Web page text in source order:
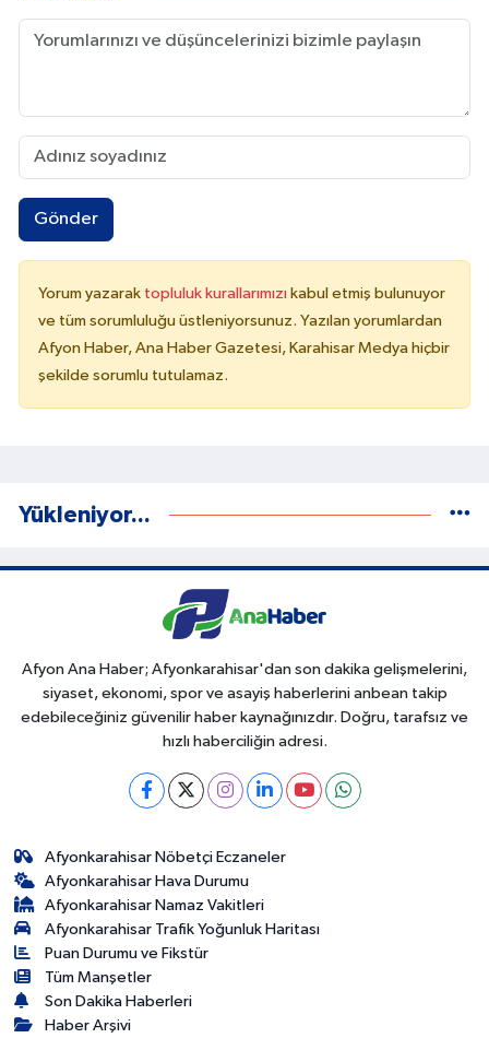
Gönder
Yorum yazarak topluluk kurallarımızı kabul etmiş bulunuyor
ve tüm sorumluluğu üstleniyorsunuz. Yazılan yorumlardan
Afyon Haber, Ana Haber Gazetesi, Karahisar Medya hiçbir
şekilde sorumlu tutulamaz.
Yükleniyor...
Afyon Ana Haber; Afyonkarahisar'dan son dakika gelişmelerini,
siyaset, ekonomi, spor ve asayiş haberlerini anbean takip
edebileceğiniz güvenilir haber kaynağınızdır. Doğru, tarafsız ve
hızlı haberciliğin adresi.
Afyonkarahisar Nöbetçi Eczaneler
Afyonkarahisar Hava Durumu
Afyonkarahisar Namaz Vakitleri
Afyonkarahisar Trafik Yoğunluk Haritası
Puan Durumu ve Fikstür
Tüm Manşetler
Son Dakika Haberleri
Haber Arşivi